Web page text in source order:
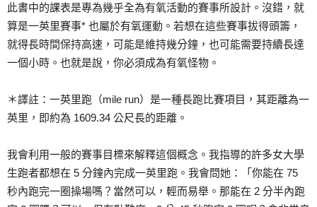
此書中的課表是專為幾乎全為有氧活動的賽事所設計。沒錯，就
算是一英里賽事* 也屬於有氧運動。若想在這些賽事拔得頭籌，
就得長時間保持高速，可能是維持幾分鐘，也可能需要持續長達
一個小時。也就是說，你必須成為有氧怪物。
＊譯註：一英里跑（mile run）是一種長跑比賽項目，其距離為一
英里，即約為 1609.34 公尺長的距離。
我會利用一般的賽事目標來解釋這個概念。我指導的許多女大學
生跑者都想在 5 分鐘內完成一英里跑。我會問她：「你能在 75
秒內跑完一圈操場嗎？當然可以，輕而易舉。那能在 2 分半內跑